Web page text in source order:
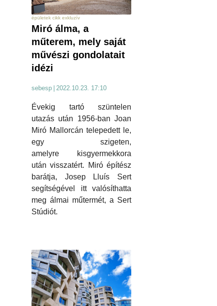
épületek cikk exkluzív
Miró álma, a
műterem, mely saját
művészi gondolatait
idézi
sebesp 2022.10.23. 17:10
Évekig tartó szüntelen
utazás után 1956-ban Joan
Miró Mallorcán telepedett le,
egy szigeten,
amelyre kisgyermekkora
után visszatért. Miró építész
barátja, Josep Lluís Sert
segítségével itt valósíthatta
meg álmai műtermét, a Sert
Stúdiót.